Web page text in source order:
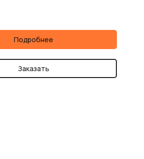
Подробнее
Заказать